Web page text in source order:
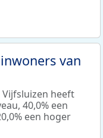
van
heeft
40,0% een
een hoger